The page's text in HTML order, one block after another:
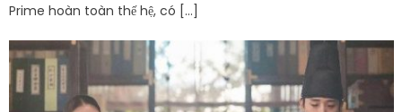
Prime hoàn toàn thế hệ, có […]